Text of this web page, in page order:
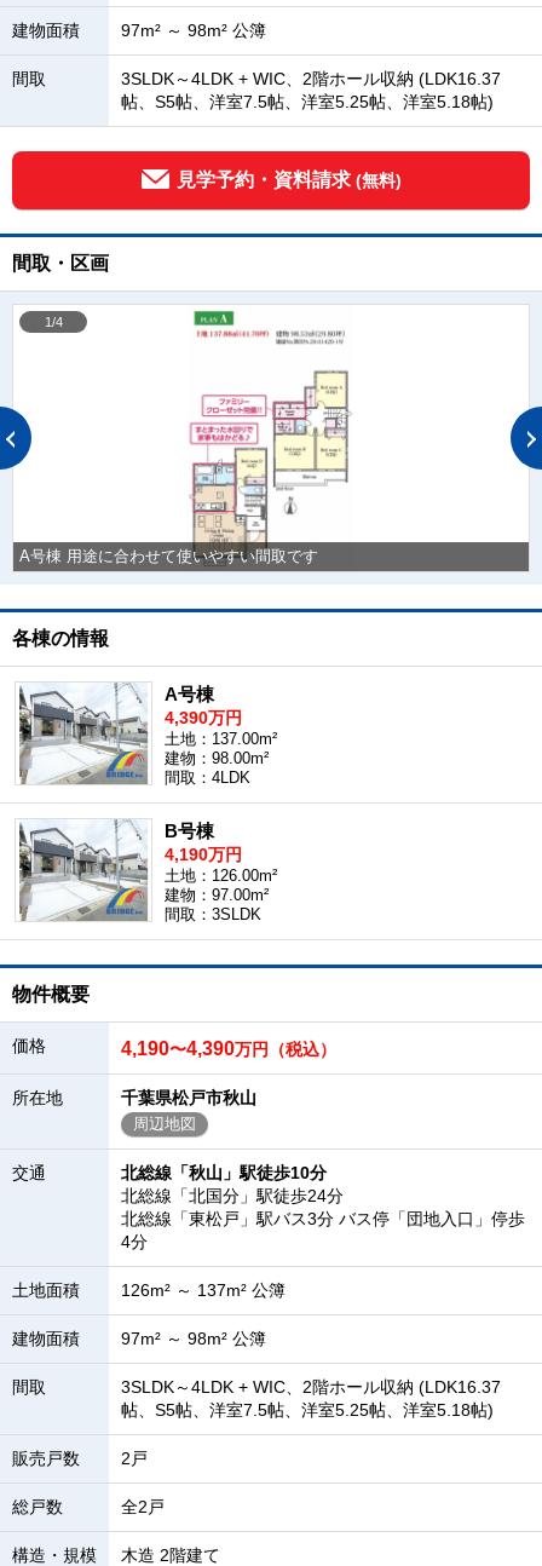
建物面積 97m² ～ 98m² 公簿
間取
3SLDK～4LDK + WIC、2階ホール収納 (LDK16.37
帖、S5帖、洋室7.5帖、洋室5.25帖、洋室5.18帖)
見学予約・資料請求 (無料)
間取・区画
A号棟 用途に合わせて使いやすい間取です
1/4
各棟の情報
A号棟
4,390万円
土地：137.00m²
建物：98.00m²
間取：4LDK
B号棟
4,190万円
土地：126.00m²
建物：97.00m²
間取：3SLDK
物件概要
価格 4,190〜4,390万円（税込）
所在地 千葉県松戸市秋山
周辺地図
交通
北総線「秋山」駅徒歩10分
北総線「北国分」駅徒歩24分
北総線「東松戸」駅バス3分 バス停「団地入口」停歩
4分
土地面積 126m² ～ 137m² 公簿
建物面積 97m² ～ 98m² 公簿
間取
3SLDK～4LDK + WIC、2階ホール収納 (LDK16.37
帖、S5帖、洋室7.5帖、洋室5.25帖、洋室5.18帖)
販売戸数 2戸
総戸数 全2戸
構造・規模 木造 2階建て